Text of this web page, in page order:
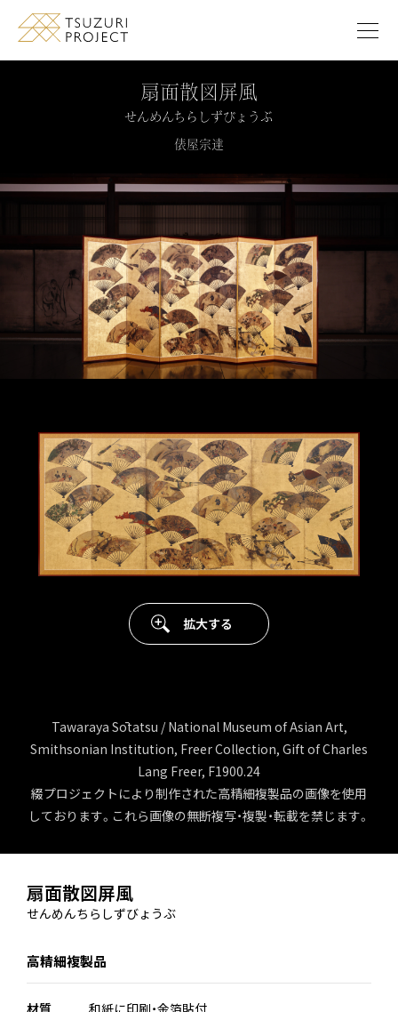
扇面散図屏風
せんめんちらしずびょうぶ
俵屋宗達
拡大する
Tawaraya Sōtatsu / National Museum of Asian Art,
Smithsonian Institution, Freer Collection, Gift of Charles
Lang Freer, F1900.24
綴プロジェクトにより制作された高精細複製品の画像を使用
しております。これら画像の無断複写・複製・転載を禁じます。
扇面散図屏風
せんめんちらしずびょうぶ
高精細複製品